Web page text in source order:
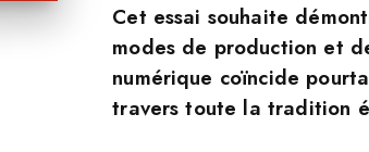
Cet essai souhaite
modes de production et
numérique coïncide
travers toute la tradition